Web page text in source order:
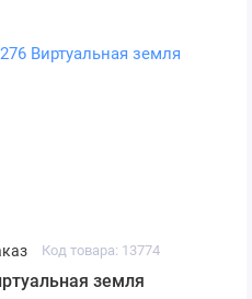
Код товара: 13774
земля